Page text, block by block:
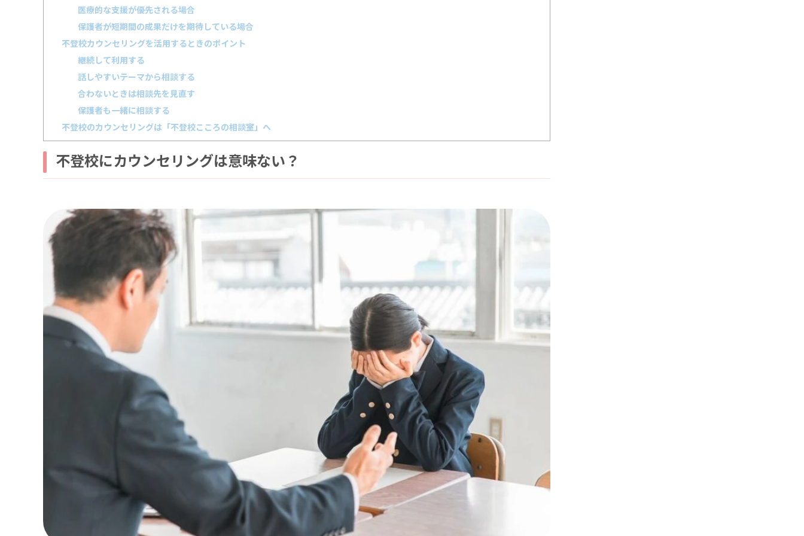
医療的な支援が優先される場合
保護者が短期間の成果だけを期待している場合
不登校カウンセリングを活用するときのポイント
継続して利用する
話しやすいテーマから相談する
合わないときは相談先を見直す
保護者も一緒に相談する
不登校のカウンセリングは「不登校こころの相談室」へ
不登校にカウンセリングは意味ない？